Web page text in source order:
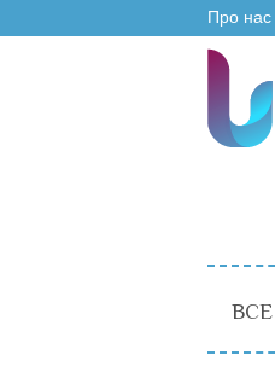
Про нас